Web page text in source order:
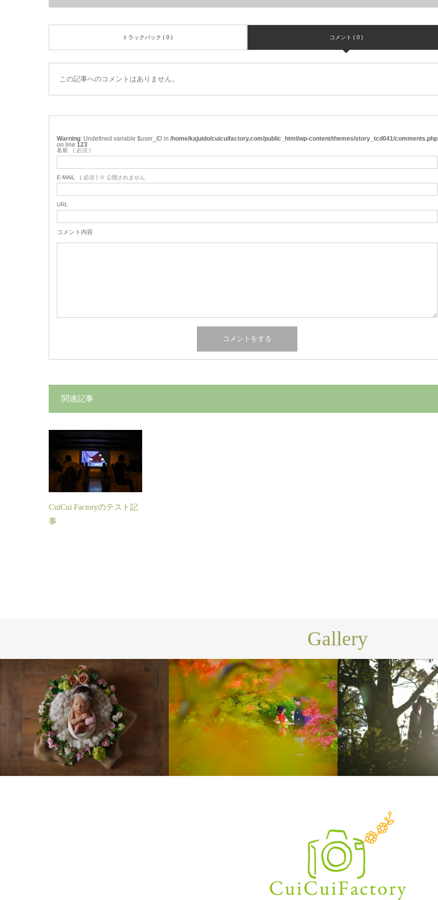
トラックバック ( 0 ) コメント ( 0 )
この記事へのコメントはありません。
Warning : Undefined variable $user_ID in /home/kajuido/cuicuifactory.com/public_html/wp-content/themes/story_tcd041/comments.php
on line 123
名前 ( 必須 )
E-MAIL ( 必須 ) ※ 公開されません
URL
コメント内容
関連記事
CuiCui Factoryのテスト記
事
Gallery